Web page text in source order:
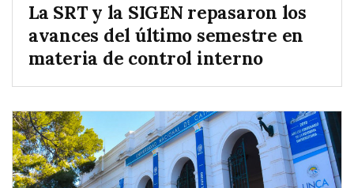
La SRT y la SIGEN repasaron los
avances del último semestre en
materia de control interno